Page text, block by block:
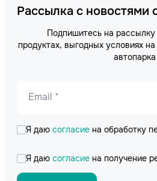
Рассылка с новостями
Подпишитесь на
продуктах, выгодных условиях
автопарка
Email *
Я даю согласие на обработку
Я даю согласие на получение